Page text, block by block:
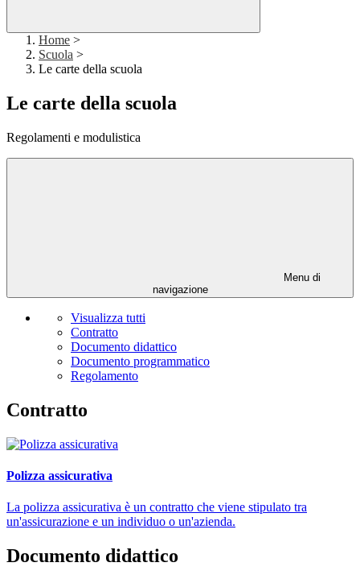
Home >
Scuola >
Le carte della scuola
Le carte della scuola
Regolamenti e modulistica
Menu di
navigazione
Visualizza tutti
Contratto
Documento didattico
Documento programmatico
Regolamento
Contratto
Polizza assicurativa
La polizza assicurativa è un contratto che viene stipulato tra
un'assicurazione e un individuo o un'azienda.
Documento didattico